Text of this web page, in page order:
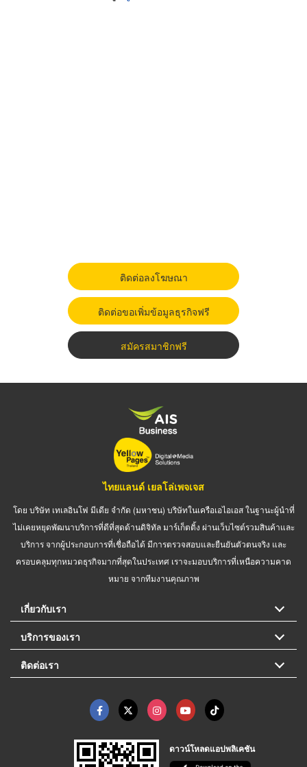
ติดต่อลงโฆษณา
ติดต่อขอเพิ่มข้อมูลธุรกิจฟรี
สมัครสมาชิกฟรี
ไทยแลนด์ เยลโล่เพจเจส
โดย บริษัท เทเลอินโฟ มีเดีย จำกัด (มหาชน) บริษัทในเครือเอไอเอส ในฐานะผู้นำที่
ไม่เคยหยุดพัฒนาบริการที่ดีที่สุดด้านดิจิทัล มาร์เก็ตติ้ง ผ่านเว็บไซต์รวมสินค้าและ
บริการ จากผู้ประกอบการที่เชื่อถือได้ มีการตรวจสอบและยืนยันตัวตนจริง และ
ครอบคลุมทุกหมวดธุรกิจมากที่สุดในประเทศ เราจะมอบบริการที่เหนือความคาด
หมาย จากทีมงานคุณภาพ
เกี่ยวกับเรา
บริการของเรา
ติดต่อเรา
ดาวน์โหลดแอปพลิเคชัน